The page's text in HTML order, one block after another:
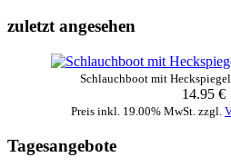
zuletzt angesehen
Schlauchboot mit
14.95 €
Preis inkl. 19.00% MwSt. zzgl.
Tagesangebote